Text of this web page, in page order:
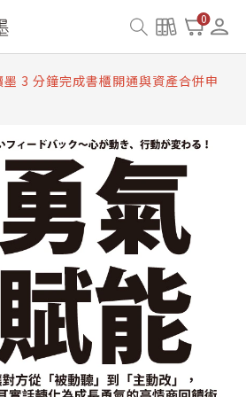
0
書櫃開通常見問題
3 分鐘完成書櫃開通與資產合併申
店服務升級重要說明及資產合併結果